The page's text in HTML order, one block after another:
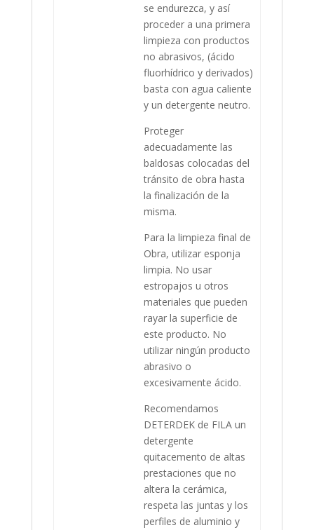
se endurezca, y así
proceder a una primera
limpieza con productos
no abrasivos, (ácido
fluorhídrico y derivados)
basta con agua caliente
y un detergente neutro.
Proteger
adecuadamente las
baldosas colocadas del
tránsito de obra hasta
la finalización de la
misma.
Para la limpieza final de
Obra, utilizar esponja
limpia. No usar
estropajos u otros
materiales que pueden
rayar la superficie de
este producto. No
utilizar ningún producto
abrasivo o
excesivamente ácido.
Recomendamos
DETERDEK de FILA un
detergente
quitacemento de altas
prestaciones que no
altera la cerámica,
respeta las juntas y los
perfiles de aluminio y